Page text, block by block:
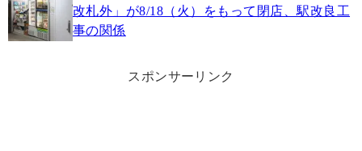
改札外」が8/18（火）をもって閉店、駅改良工
事の関係
スポンサーリンク